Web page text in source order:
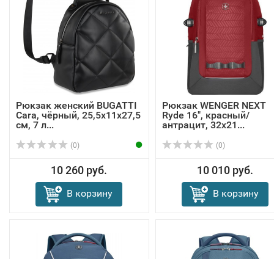
Рюкзак женский BUGATTI
Cara, чёрный, 25,5х11х27,5
см, 7 л...
(0)
10 260 руб.
В корзину
Рюкзак WENGER NEXT
Ryde 16", красный/
антрацит, 32х21...
(0)
10 010 руб.
В корзину